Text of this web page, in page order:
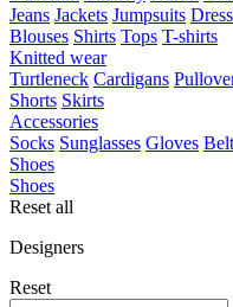
Jeans Jackets Jumpsuits
Blouses Shirts Tops T-shirts
Knitted wear
Turtleneck Cardigans
Shorts Skirts
Accessories
Socks Sunglasses Gloves
Shoes
Shoes
Reset all
Designers
Reset